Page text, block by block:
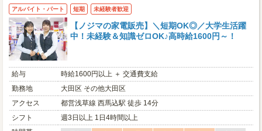
アルバイト・パート 短期 未経験者歓迎
【ノジマの家電販売】＼短期OK◎／大学生活躍
中！未経験＆知識ゼロOK♪高時給1600円～！
給与
時給1600円以上 ＋ 交通費支給
勤務地
大田区 その他大田区
アクセス
都営浅草線 西馬込駅 徒歩 14分
シフト
週3日以上 1日4時間以上